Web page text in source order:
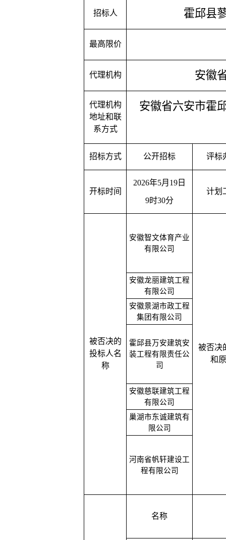
招标人 霍邱县
最高限价
代理机构 安徽
代理机构
地址和联
系方式
安徽省六安市霍
招标方式 公开招标 评标
开标时间
2026年5月 19 日
9时30分
计划
被否决的
投标人名
称
安徽智文体育产业
有限公司
被否决
和
安徽龙丽建筑工程
有限公司
安徽景湖市政工程
集团有限公司
霍邱县万安建筑安
装工程有限责任公
司
安徽慈联建筑工程
有限公司
巢湖市东诚建筑有
限公司
河南省帆轩建设工
程有限公司
名称